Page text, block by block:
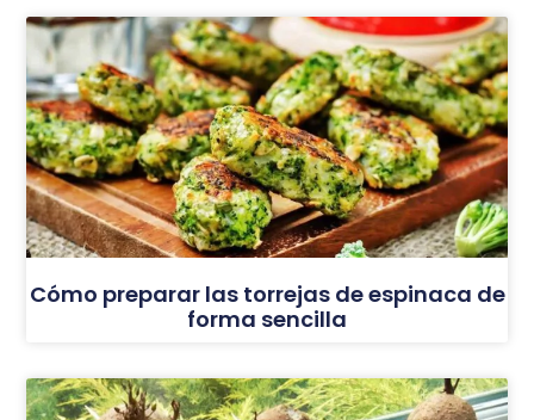
Cómo preparar las torrejas de espinaca de
forma sencilla